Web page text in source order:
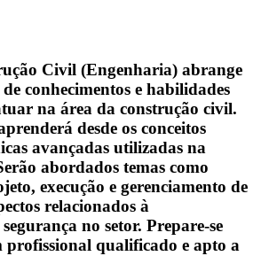
Civil (Engenharia) abrange
conhecimentos e habilidades
na área da construção civil.
desde os conceitos
avançadas utilizadas na
abordados temas como
execução e gerenciamento de
relacionados à
no setor. Prepare-se
qualificado e apto a